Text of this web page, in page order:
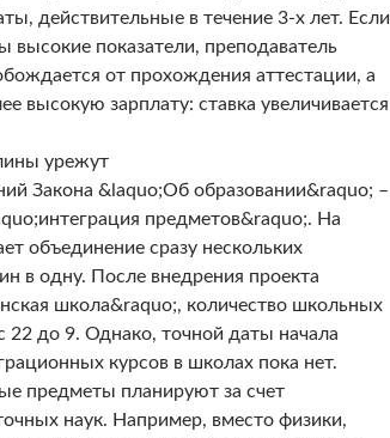
действительные в течение 3-х лет. Если
высокие показатели, преподаватель
от прохождения аттестации, а
высокую зарплату: ставка увеличивается
урежут
Закона &laquo;Об образовании&raquo; –
предметов&raquo;. На
объединение сразу нескольких
в одну. После внедрения проекта
школа&raquo;, количество школьных
22 до 9. Однако, точной даты начала
курсов в школах пока нет.
предметы планируют за счет
наук. Например, вместо физики,